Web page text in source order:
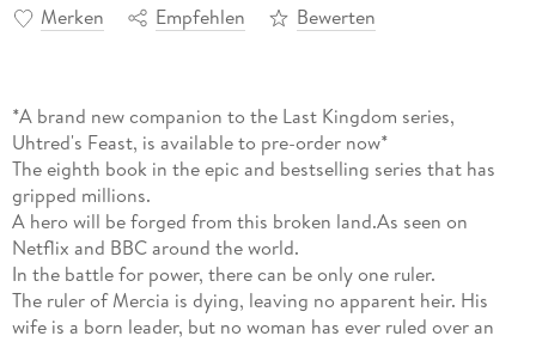
Merken Empfehlen Bewerten
*A brand new companion to the Last Kingdom series,
Uhtred's Feast, is available to pre-order now*
The eighth book in the epic and bestselling series that has
gripped millions.
A hero will be forged from this broken land.As seen on
Netflix and BBC around the world.
In the battle for power, there can be only one ruler.
The ruler of Mercia is dying, leaving no apparent heir. His
wife is a born leader, but no woman has ever ruled over an